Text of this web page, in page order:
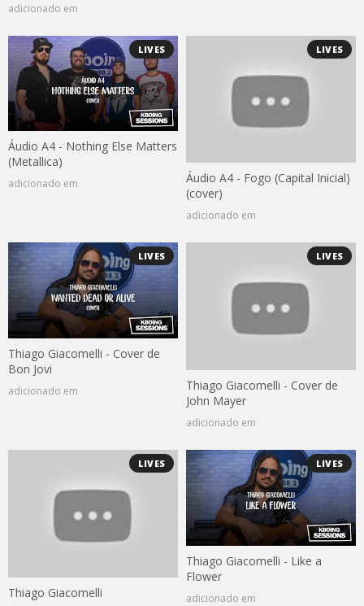
adicionado em
LIVES
Áudio A4 - Nothing Else Matters
(Metallica)
adicionado em
LIVES
Áudio A4 - Fogo (Capital Inicial)
(cover)
adicionado em
LIVES
Thiago Giacomelli - Cover de
Bon Jovi
adicionado em
LIVES
Thiago Giacomelli - Cover de
John Mayer
adicionado em
LIVES
Thiago Giacomelli
LIVES
Thiago Giacomelli - Like a
Flower
adicionado em